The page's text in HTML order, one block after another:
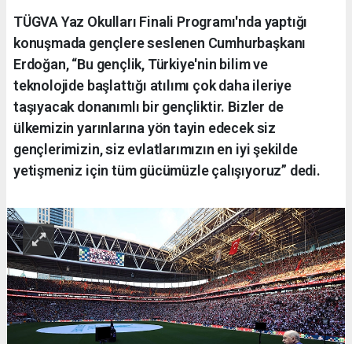
TÜGVA Yaz Okulları Finali Programı'nda yaptığı
konuşmada gençlere seslenen Cumhurbaşkanı
Erdoğan, “Bu gençlik, Türkiye'nin bilim ve
teknolojide başlattığı atılımı çok daha ileriye
taşıyacak donanımlı bir gençliktir. Bizler de
ülkemizin yarınlarına yön tayin edecek siz
gençlerimizin, siz evlatlarımızın en iyi şekilde
yetişmeniz için tüm gücümüzle çalışıyoruz” dedi.